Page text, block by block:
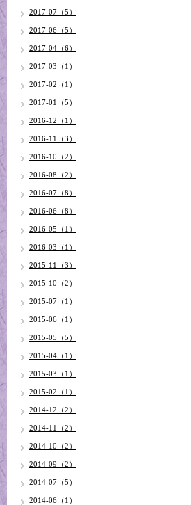
2017-07（5）
2017-06（5）
2017-04（6）
2017-03（1）
2017-02（1）
2017-01（5）
2016-12（1）
2016-11（3）
2016-10（2）
2016-08（2）
2016-07（8）
2016-06（8）
2016-05（1）
2016-03（1）
2015-11（3）
2015-10（2）
2015-07（1）
2015-06（1）
2015-05（5）
2015-04（1）
2015-03（1）
2015-02（1）
2014-12（2）
2014-11（2）
2014-10（2）
2014-09（2）
2014-07（5）
2014-06（1）